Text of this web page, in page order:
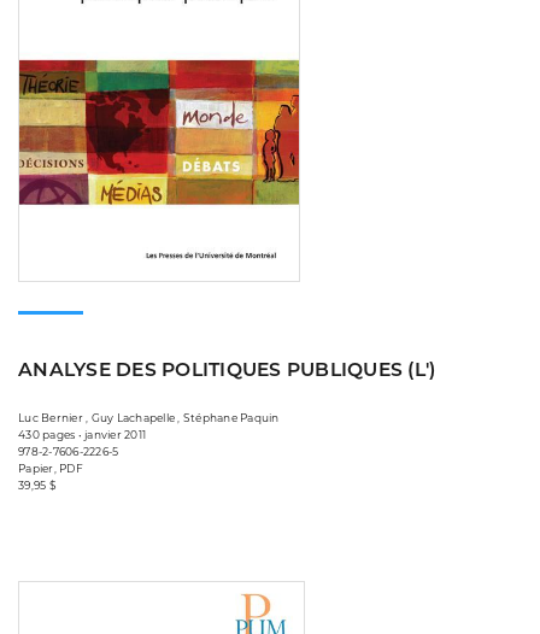
ANALYSE DES POLITIQUES PUBLIQUES (L')
Luc Bernier , Guy Lachapelle , Stéphane Paquin
430 pages • janvier 2011
978-2-7606-2226-5
Papier, PDF
39,95 $